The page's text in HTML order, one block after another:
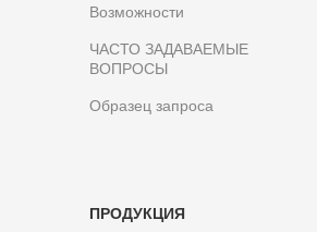
Возможности
ЧАСТО ЗАДАВАЕМЫЕ
ВОПРОСЫ
Образец запроса
ПРОДУКЦИЯ